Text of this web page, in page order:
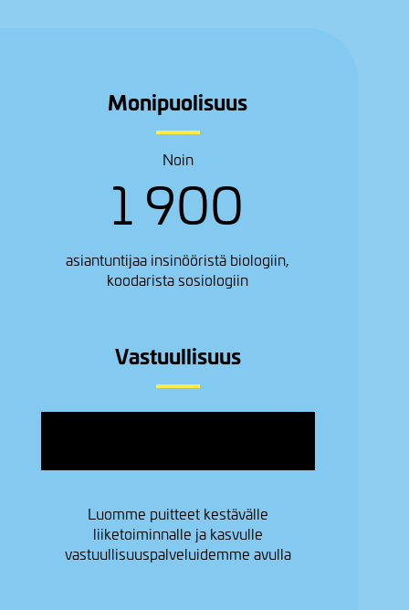
Monipuolisuus
Noin
1 900
asiantuntijaa insinööristä biologiin,
koodarista sosiologiin
Vastuullisuus
Luomme puitteet kestävälle
liiketoiminnalle ja kasvulle
vastuullisuuspalveluidemme avulla